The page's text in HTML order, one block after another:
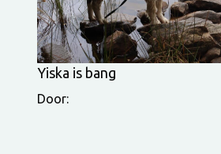
Yiska is bang
Door: